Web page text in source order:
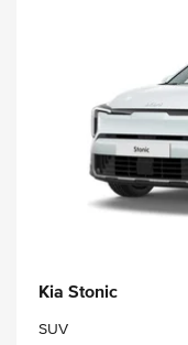
Kia Stonic
SUV